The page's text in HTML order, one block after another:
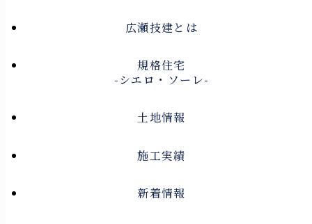
広瀬技建とは
規格住宅
-シエロ・ソーレ-
土地情報
施工実績
新着情報